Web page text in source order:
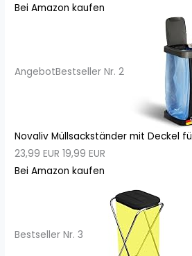
Bei Amazon kaufen
AngebotBestseller Nr. 2
Novaliv Müllsackständer mit Deckel
23,99 EUR 19,99 EUR
Bei Amazon kaufen
Bestseller Nr. 3